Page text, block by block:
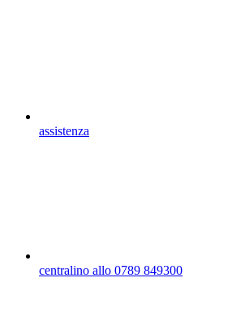
assistenza
centralino allo 0789 849300